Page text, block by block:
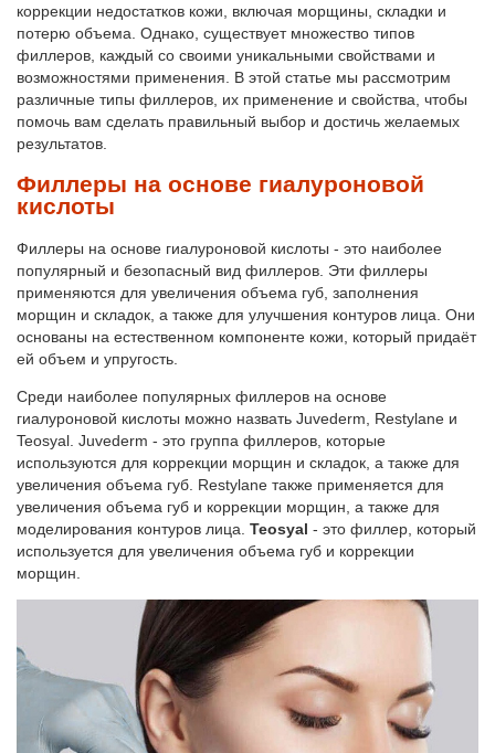
коррекции недостатков кожи, включая морщины, складки и
потерю объема. Однако, существует множество типов
филлеров, каждый со своими уникальными свойствами и
возможностями применения. В этой статье мы рассмотрим
различные типы филлеров, их применение и свойства, чтобы
помочь вам сделать правильный выбор и достичь желаемых
результатов.
Филлеры на основе гиалуроновой
кислоты
Филлеры на основе гиалуроновой кислоты - это наиболее
популярный и безопасный вид филлеров. Эти филлеры
применяются для увеличения объема губ, заполнения
морщин и складок, а также для улучшения контуров лица. Они
основаны на естественном компоненте кожи, который придаёт
ей объем и упругость.
Среди наиболее популярных филлеров на основе
гиалуроновой кислоты можно назвать Juvederm, Restylane и
Teosyal. Juvederm - это группа филлеров, которые
используются для коррекции морщин и складок, а также для
увеличения объема губ. Restylane также применяется для
увеличения объема губ и коррекции морщин, а также для
моделирования контуров лица. Teosyal - это филлер, который
используется для увеличения объема губ и коррекции
морщин.